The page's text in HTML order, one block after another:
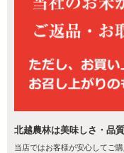
が残るので美味しくいた
北越農林は美味しさ・品
当店ではお客様が安心してご